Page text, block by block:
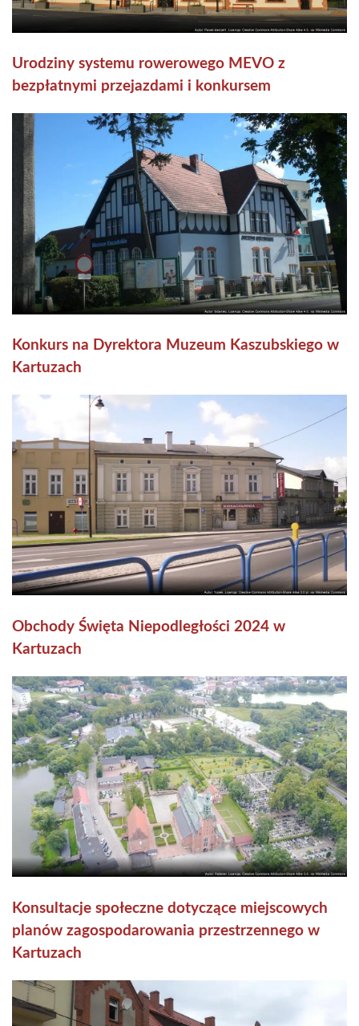
Urodziny systemu rowerowego MEVO z
bezpłatnymi przejazdami i konkursem
Konkurs na Dyrektora Muzeum Kaszubskiego w
Kartuzach
Obchody Święta Niepodległości 2024 w
Kartuzach
Konsultacje społeczne dotyczące miejscowych
planów zagospodarowania przestrzennego w
Kartuzach